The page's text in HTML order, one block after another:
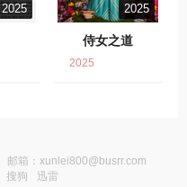
2025 2025
侍女之道
2025
邮箱： xunlei800@busrr.com
搜狗 迅雷